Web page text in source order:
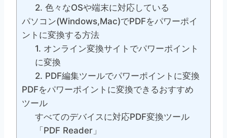
2. 色々なOSや端末に対応している
パソコン(Windows,Mac)でPDFをパワーポイ
ントに変換する方法
1. オンライン変換サイトでパワーポイント
に変換
2. PDF編集ツールでパワーポイントに変換
PDFをパワーポイントに変換できるおすすめ
ツール
すべてのデバイスに対応PDF変換ツール
「PDF Reader」